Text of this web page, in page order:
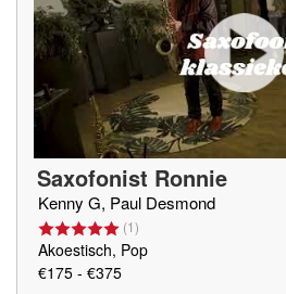
Saxofonist Ronnie
Kenny G, Paul Desmond
(1)
Akoestisch, Pop
€175 - €375